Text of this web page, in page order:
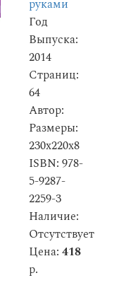
руками
Год
Выпуска:
2014
Страниц:
64
Автор:
Размеры:
230x220x8
ISBN: 978-
5-9287-
2259-3
Наличие:
Отсутствует
Цена: 418
р.